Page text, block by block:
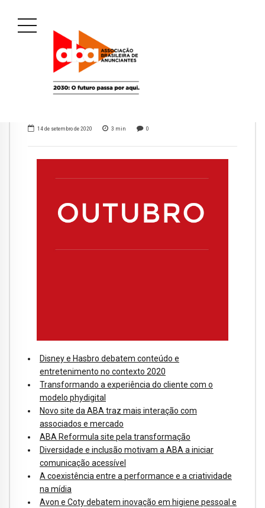
14 de setembro de 2020 3 min 0
Disney e Hasbro debatem conteúdo e
entretenimento no contexto 2020
Transformando a experiência do cliente com o
modelo phydigital
Novo site da ABA traz mais interação com
associados e mercado
ABA Reformula site pela transformação
Diversidade e inclusão motivam a ABA a iniciar
comunicação acessível
A coexistência entre a performance e a criatividade
na mídia
Avon e Coty debatem inovação em higiene pessoal e